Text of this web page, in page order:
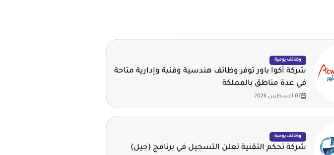
وظائف يومية
شركة أكوا باور توفر وظائف هندسية وفنية وإدارية متاحة
في عدة مناطق بالمملكة
07 أغسطس 2026
وظائف يومية
شركة تحكم التقنية تعلن التسجيل في برنامج (جيل)